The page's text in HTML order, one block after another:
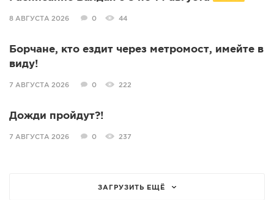
8 АВГУСТА 2026 0 44
Борчане, кто ездит через метромост, имейте в
виду!
7 АВГУСТА 2026 0 222
Дожди пройдут?!
7 АВГУСТА 2026 0 237
ЗАГРУЗИТЬ ЕЩЁ